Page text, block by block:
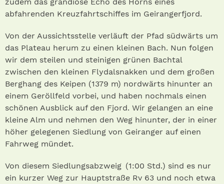
zudem das grandiose Echo des Horns eines
abfahrenden Kreuzfahrtschiffes im Geirangerfjord.
Von der Aussichtsstelle verläuft der Pfad südwärts um
das Plateau herum zu einen kleinen Bach. Nun folgen
wir dem steilen und steinigen grünen Bachtal
zwischen den kleinen Flydalsnakken und dem großen
Berghang des Keipen (1379 m) nordwärts hinunter an
einem Geröllfeld vorbei, und haben nochmals einen
schönen Ausblick auf den Fjord. Wir gelangen an eine
kleine Alm und nehmen den Weg hinunter, der in einer
höher gelegenen Siedlung von Geiranger auf einen
Fahrweg mündet.
Von diesem Siedlungsabzweig (1:00 Std.) sind es nur
ein kurzer Weg zur Hauptstraße Rv 63 und noch etwa